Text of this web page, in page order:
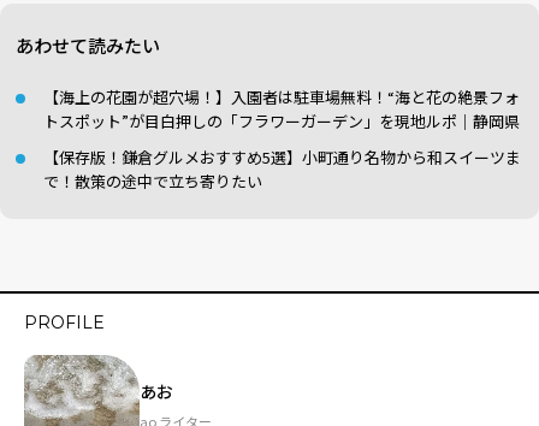
あわせて読みたい
【海上の花園が超穴場！】入園者は駐車場無料！“海と花の絶景フォ
トスポット”が目白押しの「フラワーガーデン」を現地ルポ｜静岡県
【保存版！鎌倉グルメおすすめ5選】小町通り名物から和スイーツま
で！散策の途中で立ち寄りたい
PROFILE
あお
ao ライター